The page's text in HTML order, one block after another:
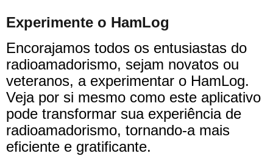
Experimente o HamLog
Encorajamos todos os entusiastas do
radioamadorismo, sejam novatos ou
veteranos, a experimentar o HamLog.
Veja por si mesmo como este aplicativo
pode transformar sua experiência de
radioamadorismo, tornando-a mais
eficiente e gratificante.